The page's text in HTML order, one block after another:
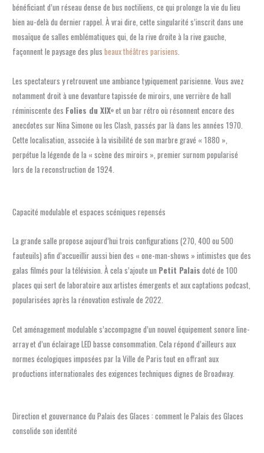
bénéficiant d’un réseau dense de bus noctiliens, ce qui prolonge la vie du lieu
bien au-delà du dernier rappel. À vrai dire, cette singularité s’inscrit dans une
mosaïque de salles emblématiques qui, de la rive droite à la rive gauche,
façonnent le paysage des plusbeaux théâtres parisiens.
Les spectateurs y retrouvent une ambiance typiquement parisienne. Vous avez
notamment droit à une devanture tapissée de miroirs, une verrière de hall
réminiscente des Folies du XIXᵉet un bar rétro où résonnent encore des
anecdotes sur Nina Simone ou les Clash, passés par là dans les années 1970.
Cette localisation, associée à la visibilité de son marbre gravé « 1880 »,
perpétue la légende de la « scène des miroirs », premier surnom popularisé
lors de la reconstruction de 1924.
Capacité modulable et espaces scéniques repensés
La grande salle propose aujourd’hui trois configurations (270, 400 ou 500
fauteuils) afin d’accueillir aussi bien des « one-man-shows » intimistes que des
galas filmés pour la télévision. À cela s’ajoute un Petit Palais doté de 100
places qui sert de laboratoire aux artistes émergents et aux captations podcast,
popularisées après la rénovation estivale de 2022.
Cet aménagement modulable s’accompagne d’un nouvel équipement sonore line-
array et d’un éclairage LED basse consommation. Cela répond d’ailleurs aux
normes écologiques imposées par la Ville de Paris tout en offrant aux
productions internationales des exigences techniques dignes de Broadway.
Direction et gouvernance du Palais des Glaces : comment le Palais des Glaces
consolide son identité